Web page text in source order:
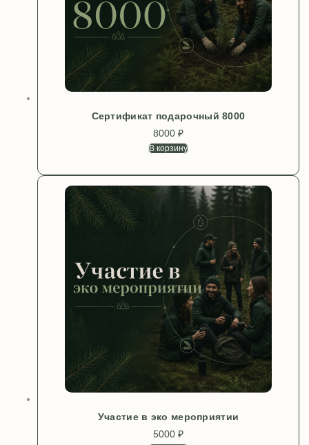
товара.
Сертификат подарочный 8000
8000 ₽
В корзину
Участие в эко мероприятии
5000 ₽